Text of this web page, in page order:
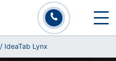
/ IdeaTab Lynx